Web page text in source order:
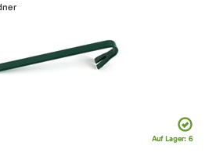
Auf Lager: 6